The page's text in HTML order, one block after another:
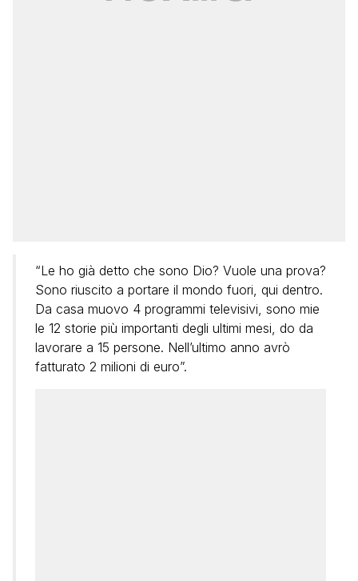
“Le ho già detto che sono Dio? Vuole una prova?
Sono riuscito a portare il mondo fuori, qui dentro.
Da casa muovo 4 programmi televisivi, sono mie
le 12 storie più importanti degli ultimi mesi, do da
lavorare a 15 persone. Nell’ultimo anno avrò
fatturato 2 milioni di euro”.